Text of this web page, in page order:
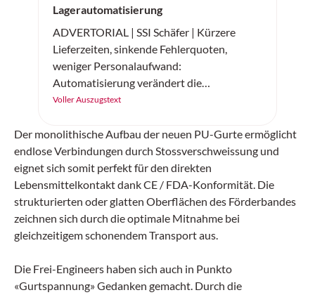
Lagerautomatisierung
ADVERTORIAL | SSI Schäfer | Kürzere
Lieferzeiten, sinkende Fehlerquoten,
weniger Personalaufwand:
Automatisierung verändert die
Intralogistik grundlegend. Doch wie gelingt
zeigt sich, dass eine schrittweise
Vorgehensweise, modulare Systeme und
die passende Software die entscheidenden
Erfolgsfaktoren sind. Dabei ist es wichtig,
dass die Lösungen skalierbar bleiben.
Voller Auszugstext
Der monolithische Aufbau der neuen PU-Gurte ermöglicht
endlose Verbindungen durch Stossverschweissung und
eignet sich somit perfekt für den direkten
Lebensmittelkontakt dank CE / FDA-Konformität. Die
strukturierten oder glatten Oberflächen des Förderbandes
zeichnen sich durch die optimale Mitnahme bei
gleichzeitigem schonendem Transport aus.
Die Frei-Engineers haben sich auch in Punkto
«Gurtspannung» Gedanken gemacht. Durch die